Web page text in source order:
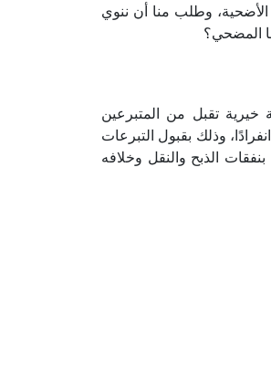
وطلب منا أن ننوي
المضحي؟
تقبل من المتبرعين
وذلك بقبول التبرعات
الذبح والنقل وخلافه